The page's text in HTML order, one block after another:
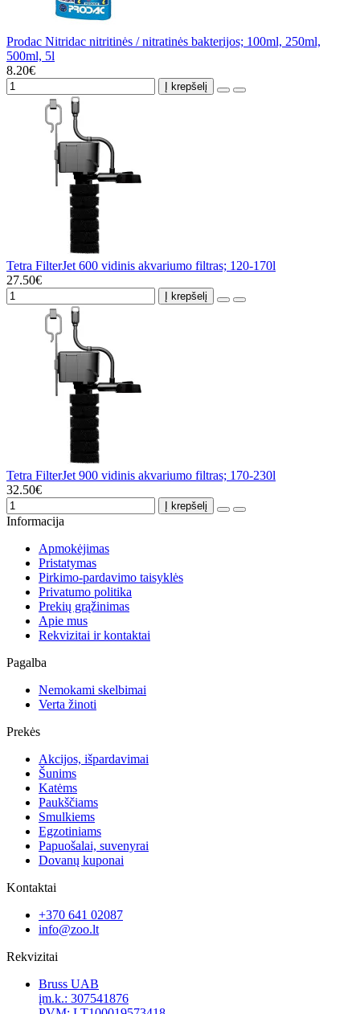
Prodac Nitridac nitritinės / nitratinės bakterijos; 100ml, 250ml,
500ml, 5l
8.20€
Į krepšelį
Tetra FilterJet 600 vidinis akvariumo filtras; 120-170l
27.50€
Į krepšelį
Tetra FilterJet 900 vidinis akvariumo filtras; 170-230l
32.50€
Į krepšelį
Informacija
Apmokėjimas
Pristatymas
Pirkimo-pardavimo taisyklės
Privatumo politika
Prekių grąžinimas
Apie mus
Rekvizitai ir kontaktai
Pagalba
Nemokami skelbimai
Verta žinoti
Prekės
Akcijos, išpardavimai
Šunims
Katėms
Paukščiams
Smulkiems
Egzotiniams
Papuošalai, suvenyrai
Dovanų kuponai
Kontaktai
+370 641 02087
info@zoo.lt
Rekvizitai
Bruss UAB
įm.k.: 307541876